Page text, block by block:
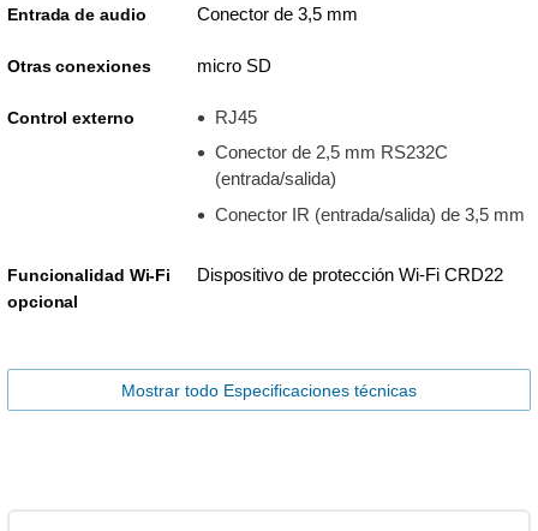
Entrada de audio Conector de 3,5 mm
Otras conexiones micro SD
Control externo
RJ45
Conector de 2,5 mm RS232C
(entrada/salida)
Conector IR (entrada/salida) de 3,5 mm
Funcionalidad Wi-Fi
opcional
Dispositivo de protección Wi-Fi CRD22
Mostrar todo Especificaciones técnicas